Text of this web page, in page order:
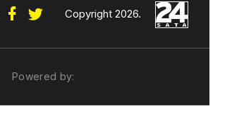
Copyright 2026.
Powered by: